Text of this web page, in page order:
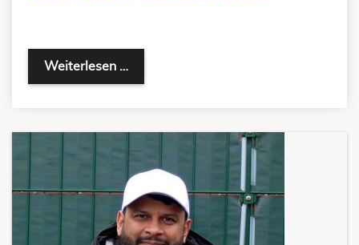
Weiterlesen …